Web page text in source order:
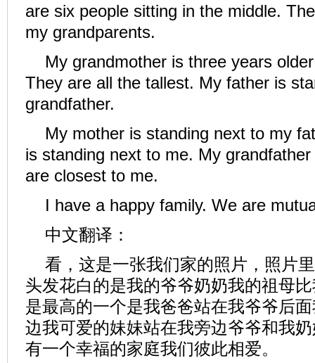
are six people sitting in the middle.
my grandparents.
My grandmother is three years
They are all the tallest. My father is
grandfather.
My mother is standing next to my
is standing next to me. My
are closest to me.
I have a happy family. We are
中文翻译：
看，这是一张我们家的照片，照片
头发花白的是我的爷爷奶奶我的祖母
是最高的一个是我爸爸站在我爷爷后
边我可爱的妹妹站在我旁边爷爷和我
有一个幸福的家庭我们彼此相爱。